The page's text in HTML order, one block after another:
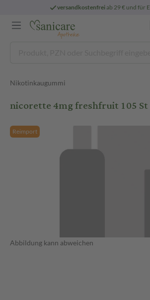
versandkostenfreiab 29 € und für
Nikotinkaugummi
nicorette 4mg freshfruit 105
Reimport
Abbildung kann abweichen